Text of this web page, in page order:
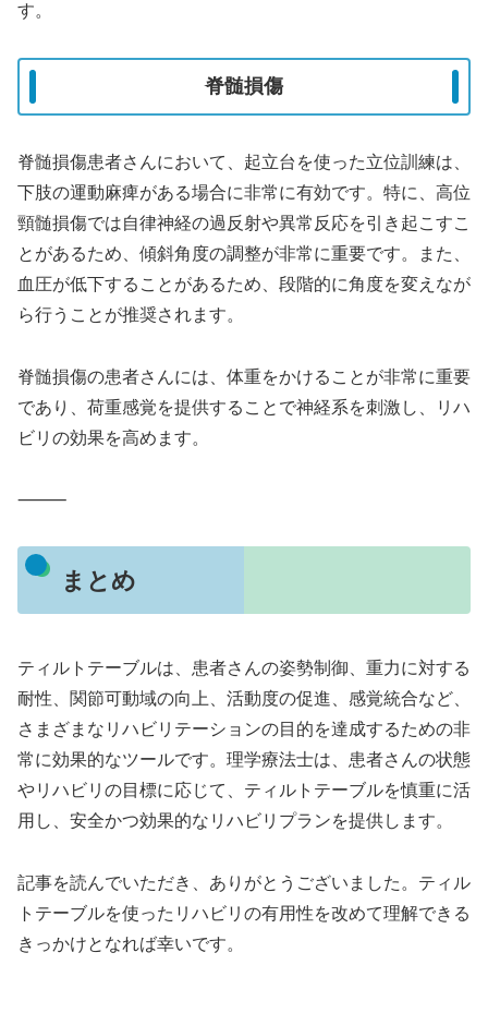
す。
脊髄損傷
脊髄損傷患者さんにおいて、起立台を使った立位訓練は、
下肢の運動麻痺がある場合に非常に有効です。特に、高位
頸髄損傷では自律神経の過反射や異常反応を引き起こすこ
とがあるため、傾斜角度の調整が非常に重要です。また、
血圧が低下することがあるため、段階的に角度を変えなが
ら行うことが推奨されます。
脊髄損傷の患者さんには、体重をかけることが非常に重要
であり、荷重感覚を提供することで神経系を刺激し、リハ
ビリの効果を高めます。
⸻
まとめ
ティルトテーブルは、患者さんの姿勢制御、重力に対する
耐性、関節可動域の向上、活動度の促進、感覚統合など、
さまざまなリハビリテーションの目的を達成するための非
常に効果的なツールです。理学療法士は、患者さんの状態
やリハビリの目標に応じて、ティルトテーブルを慎重に活
用し、安全かつ効果的なリハビリプランを提供します。
記事を読んでいただき、ありがとうございました。ティル
トテーブルを使ったリハビリの有用性を改めて理解できる
きっかけとなれば幸いです。